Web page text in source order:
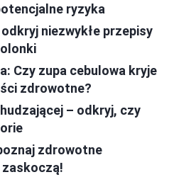
ryzyka
niezwykłe przepisy
Czy zupa cebulowa kryje
zdrowotne?
– odkryj, czy
zdrowotne